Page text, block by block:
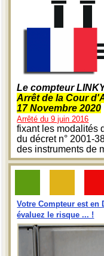
Le compteur
Arrêt de la Cour
17 Novembre 2020
Arrêté du 9 juin 2016
fixant les modalités
du décret n° 2001-
des instruments de
Votre Compteur est en
évaluez le risque ... !